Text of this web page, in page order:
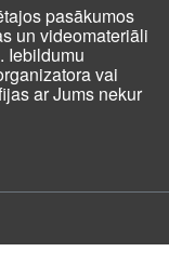
pasākumos
un videomateriāli
Iebildumu
vai
ar Jums nekur